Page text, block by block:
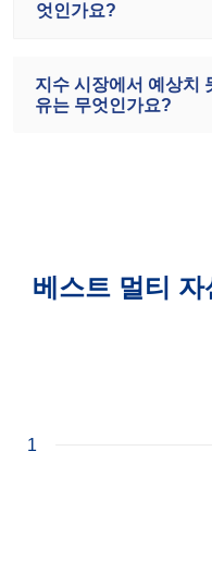
엇인가요?
지수 시장에서 예상치
유는 무엇인가요?
베스트 멀티 자
1